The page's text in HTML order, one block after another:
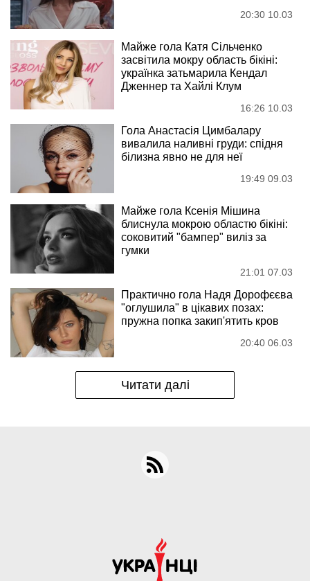
20:30 10.03
Майже гола Катя Сільченко
засвітила мокру область бікіні:
українка затьмарила Кендал
Дженнер та Хайлі Клум
16:26 10.03
Гола Анастасія Цимбалару
вивалила наливні груди: спідня
білизна явно не для неї
19:49 09.03
Майже гола Ксенія Мішина
блиснула мокрою областю бікіні:
соковитий "бампер" виліз за
гумки
21:01 07.03
Практично гола Надя Дорофєєва
"оглушила" в цікавих позах:
пружна попка закип'ятить кров
20:40 06.03
Читати далі